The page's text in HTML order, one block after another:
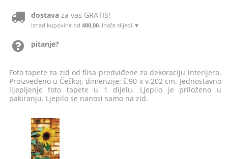
dostavaza vas GRATIS!
Iznad kupovine od 400,00. Inače slijedi ▼
pitanje?
Foto tapete za zid od flisa predviđene za dekoraciju interijera.
Proizvedeno u Češkoj, dimenzije: š.90 x v.202 cm. Jednostavno
lijepljenje foto tapete u 1 dijelu. Ljepilo je priloženo u
pakiranju. Ljepilo se nanosi samo na zid.